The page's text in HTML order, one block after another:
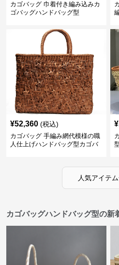
カゴバッグ 巾着付き編み込みカ
ゴバッグハンドバッグ型
¥52,360 (税込)
カゴバッグ 手編み網代模様の職
人仕上げハンドバッグ型カゴバ
¥
人気アイテ
カゴバッグハンドバッグ型の新